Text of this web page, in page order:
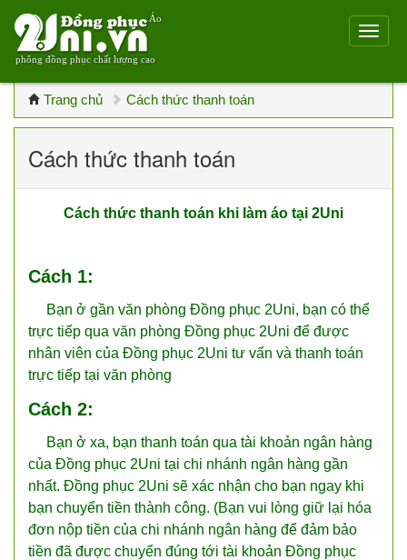
Áo
phông đồng phục chất lượng cao
Trang chủ Cách thức thanh toán
Cách thức thanh toán
Cách thức thanh toán khi làm áo tại 2Uni
Cách 1:
Bạn ở gần văn phòng Đồng phục 2Uni, bạn có thể
trực tiếp qua văn phòng Đồng phục 2Uni để được
nhân viên của Đồng phục 2Uni tư vấn và thanh toán
trực tiếp tại văn phòng
Cách 2:
Bạn ở xa, bạn thanh toán qua tài khoản ngân hàng
của Đồng phục 2Uni tại chi nhánh ngân hàng gần
nhất. Đồng phục 2Uni sẽ xác nhận cho bạn ngay khi
bạn chuyển tiền thành công. (Bạn vui lòng giữ lại hóa
đơn nộp tiền của chi nhánh ngân hàng để đảm bảo
tiền đã được chuyển đúng tới tài khoản Đồng phục